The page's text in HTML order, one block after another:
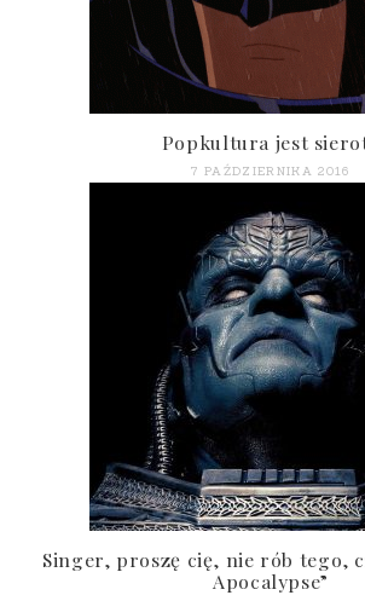
Popkultura jest
7 PAŹDZIERNIKA 2016
Singer, proszę cię, nie rób tego,
Apocalypse”